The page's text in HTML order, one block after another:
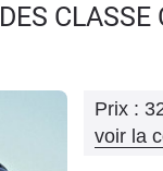
CLASSE
Prix :
voir la